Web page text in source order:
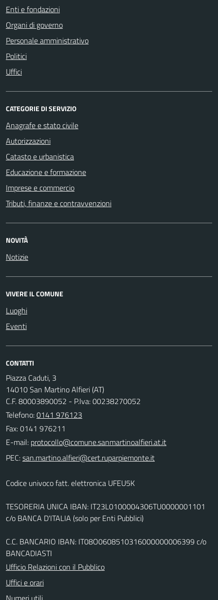
Enti e fondazioni
Organi di governo
Personale amministrativo
Politici
Uffici
CATEGORIE DI SERVIZIO
Anagrafe e stato civile
Autorizzazioni
Catasto e urbanistica
Educazione e formazione
Imprese e commercio
Tributi, finanze e contravvenzioni
NOVITÀ
Notizie
VIVERE IL COMUNE
Luoghi
Eventi
CONTATTI
Piazza Caduti, 3
14010 San Martino Alfieri (AT)
C.F. 80003890052 - P.Iva: 00238270052
Telefono:0141 976123
Fax: 0141 976211
E-mail:
PEC:
Codice univoco fatt. elettronica UFEU5K
TESORERIA UNICA IBAN: IT23L0100004306TU0000001101
c/o BANCA D'ITALIA (solo per Enti Pubblici)
C.C. BANCARIO IBAN: IT08O0608510316000000006399 c/o
BANCADIASTI
Ufficio Relazioni con il Pubblico
Uffici e orari